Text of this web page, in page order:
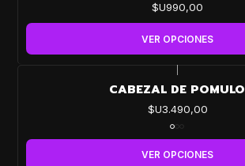
$U990,00
VER OPCIONES
CABEZAL DE POMULO
$U3.490,00
VER OPCIONES